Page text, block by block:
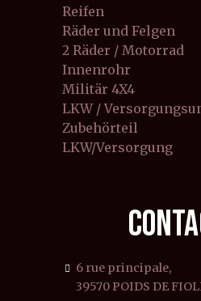
Reifen
Räder und Felgen
2 Räder / Motorrad
Innenrohr
Militär 4X4
LKW /
Zubehörteil
LKW/Versorgung
6 rue principale,
39570 POIDS DE